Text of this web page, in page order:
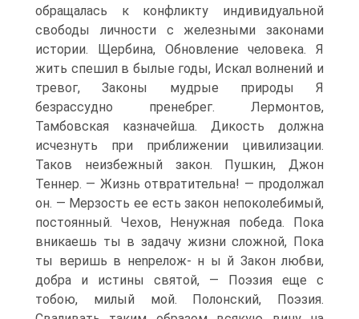
обращалась к конфликту индивидуальной
свободы личности с железными законами
истории. Щербина, Обновление человека. Я
жить спешил в былые годы, Искал волнений и
тревог, Законы мудрые природы Я
безрассудно пренебрег. Лермонтов,
Тамбовская казначейша. Дикость должна
исчезнуть при приближении цивилизации.
Таков неизбежный закон. Пушкин, Джон
Теннер. — Жизнь отвратительна! — продолжал
он. — Мерзость ее есть закон непоколебимый,
постоянный. Чехов, Ненужная победа. Пока
вникаешь ты в задачу жизни сложной, Пока
ты веришь в нenpeлoж- н ы й Закон любви,
добра и истины святой, — Поэзия еще с
тобою, милый мой. Полонский, Поэзия.